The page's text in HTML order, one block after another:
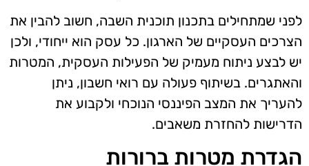
לפני שמתחילים בתכנון תוכנית השבה, חשוב להבין את
הצרכים העסקיים של הארגון. כל עסק הוא ייחודי, ולכן
יש לבצע ניתוח מעמיק של הפעילות העסקית, המטרות
והאתגרים. בשיתוף פעולה עם רואי חשבון, ניתן
להעריך את המצב הפיננסי הנוכחי ולקבוע את
הדרישות להחזרת משאבים.
הגדרת מטרות ברורות